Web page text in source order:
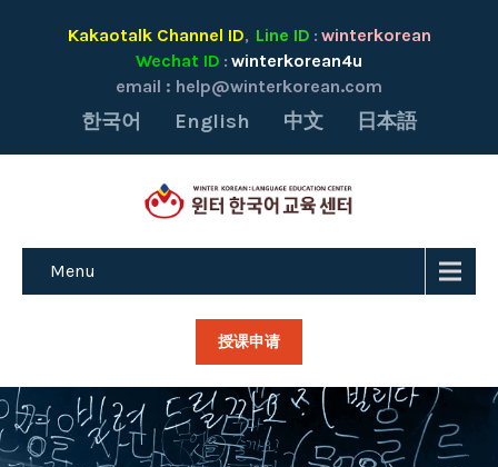
Kakaotalk Channel ID, Line ID : winterkorean
Wechat ID : winterkorean4u
email : help@winterkorean.com
한국어 English 中文 日本語
Menu
授课申请